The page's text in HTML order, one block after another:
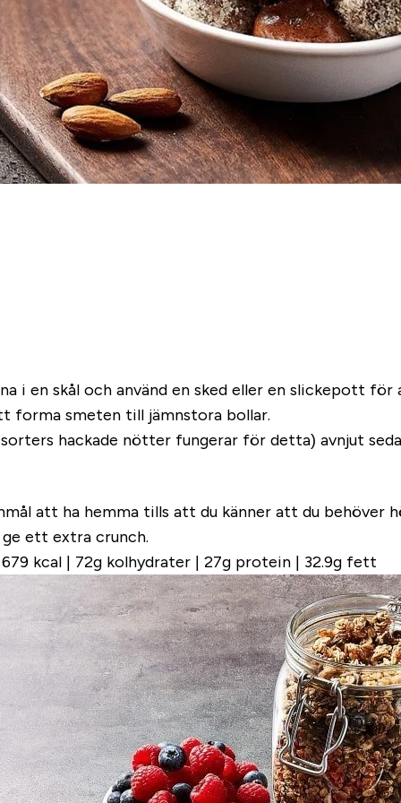
i en skål och använd en sked eller en slickepott
forma smeten till jämnstora bollar.
sorters hackade nötter fungerar för detta) avnjut
att ha hemma tills att du känner att du behöver
ett extra crunch.
kcal | 72g kolhydrater | 27g protein | 32.9g fett